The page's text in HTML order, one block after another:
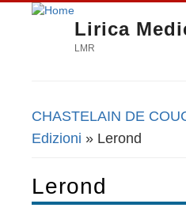
Lirica
LMR
Tu sei qui
CHASTELAIN DE
Edizioni » Lerond
Lerond